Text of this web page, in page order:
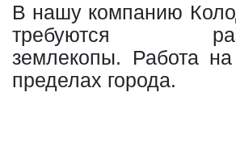
В нашу компанию
требуются
землекопы. Работа
пределах города.